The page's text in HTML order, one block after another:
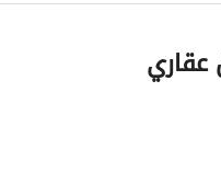
إلكترونية
خضراء واسعة